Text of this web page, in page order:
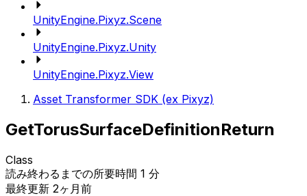
UnityEngine.Pixyz.Scene
UnityEngine.Pixyz.Unity
UnityEngine.Pixyz.View
Asset Transformer SDK (ex Pixyz)
GetTorusSurfaceDefinitionReturn
Class
読み終わるまでの所要時間 1 分
最終更新 2ヶ月前